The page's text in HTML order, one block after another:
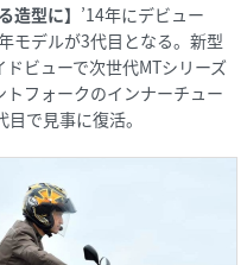
造型に】 ’14年にデビュー
モデルが3代目となる。新型
ビューで次世代MTシリーズ
フォークのインナーチュー
で見事に復活。